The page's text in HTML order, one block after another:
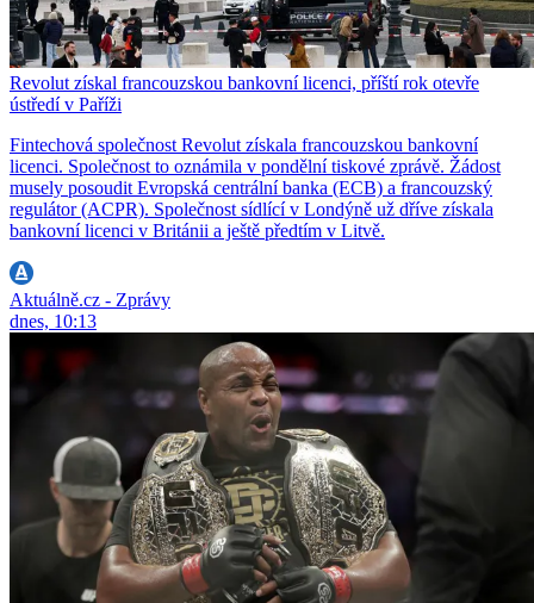
Revolut získal francouzskou bankovní licenci, příští rok otevře
ústředí v Paříži
Fintechová společnost Revolut získala francouzskou bankovní
licenci. Společnost to oznámila v pondělní tiskové zprávě. Žádost
musely posoudit Evropská centrální banka (ECB) a francouzský
regulátor (ACPR). Společnost sídlící v Londýně už dříve získala
bankovní licenci v Británii a ještě předtím v Litvě.
Aktuálně.cz - Zprávy
dnes, 10:13